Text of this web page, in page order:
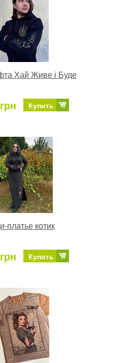
Хай Живе і Буде
Купить
платье котик
Купить